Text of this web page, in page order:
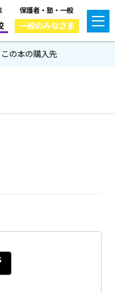
保護者・塾・一般
一般のみなさま
この本の購入先